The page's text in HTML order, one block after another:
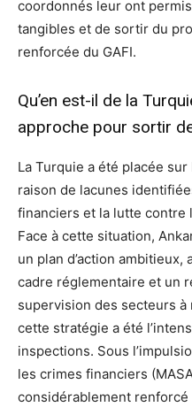
coordonnés leur ont
tangibles et de sortir du
renforcée du GAFI.
Qu’en est-il de la
approche pour sortir
La Turquie a été placée
raison de lacunes
financiers et la lutte contre
Face à cette situation,
un plan d’action
cadre réglementaire et un
supervision des secteurs
cette stratégie a été
inspections. Sous
les crimes financiers
considérablement